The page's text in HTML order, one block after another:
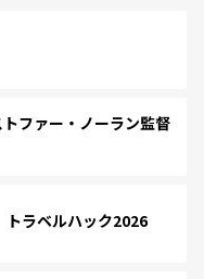
ファー・ノーラン監督
ラベルハック2026